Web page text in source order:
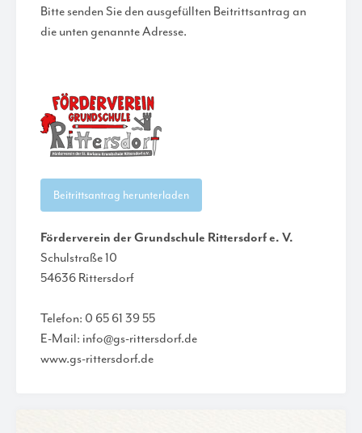
Bitte senden Sie den ausgefüllten Beitrittsantrag an
die unten genannte Adresse.
Beitrittsantrag herunterladen
Förderverein der Grundschule Rittersdorf e. V.
Schulstraße 10
54636 Rittersdorf
Telefon: 0 65 61 39 55
E-Mail: info@gs-rittersdorf.de
www.gs-rittersdorf.de